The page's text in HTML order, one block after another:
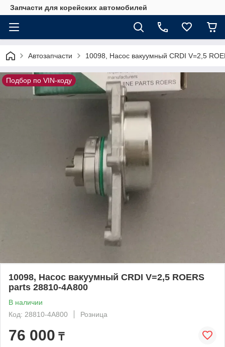
Запчасти для корейских автомобилей
Автозапчасти 10098, Насос вакуумный CRDI V=2,5
Подбор по VIN-коду
10098, Насос вакуумный CRDI V=2,5 ROERS
parts 28810-4A800
В наличии
Код: 28810-4A800
Розница
76 000 ₸